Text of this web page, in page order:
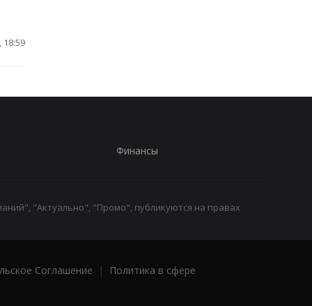
18:59
Финансы
"Актуально", "Промо", публикуются на правах
Соглашение |
Политика в сфере